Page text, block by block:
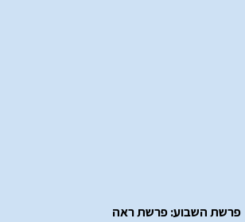
פרשת השבוע: פרשת ראה